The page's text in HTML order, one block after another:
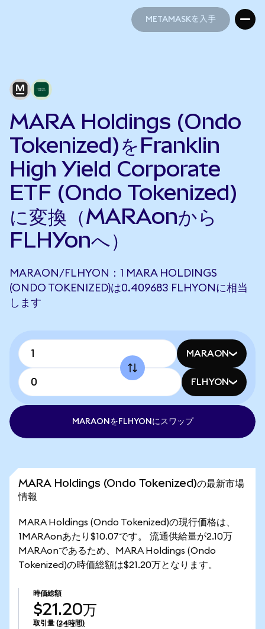
METAMASKを入手
MARA Holdings (Ondo
Tokenized)をFranklin
High Yield Corporate
ETF (Ondo Tokenized)
に変換（MARAonから
FLHYonへ）
MARAON/FLHYON：1 MARA HOLDINGS
(ONDO TOKENIZED)は0.409683 FLHYONに相当
します
MARAON
FLHYON
MARAONをFLHYONにスワップ
MARA Holdings (Ondo Tokenized)の最新市場
情報
MARA Holdings (Ondo Tokenized)の現行価格は、
1MARAonあたり$10.07です。 流通供給量が2.10万
MARAonであるため、MARA Holdings (Ondo
Tokenized)の時価総額は$21.20万となります。
時価総額
$21.20万
取引量 (24時間)